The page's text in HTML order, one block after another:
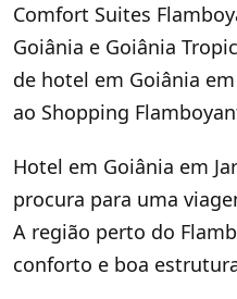
Comfort Suites
Goiânia e Goiânia
de hotel em Goiânia
ao Shopping
Hotel em Goiânia em
procura para uma
A região perto do
conforto e boa